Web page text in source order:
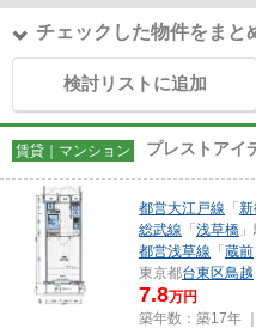
チェックした物件をまと
検討リストに追加
賃貸｜マンション プレストアイ
都営大江戸線 「
総武線 「 浅草橋
都営浅草線 「 蔵前
東京都台東区鳥越
7.8万円
築年数：築17年